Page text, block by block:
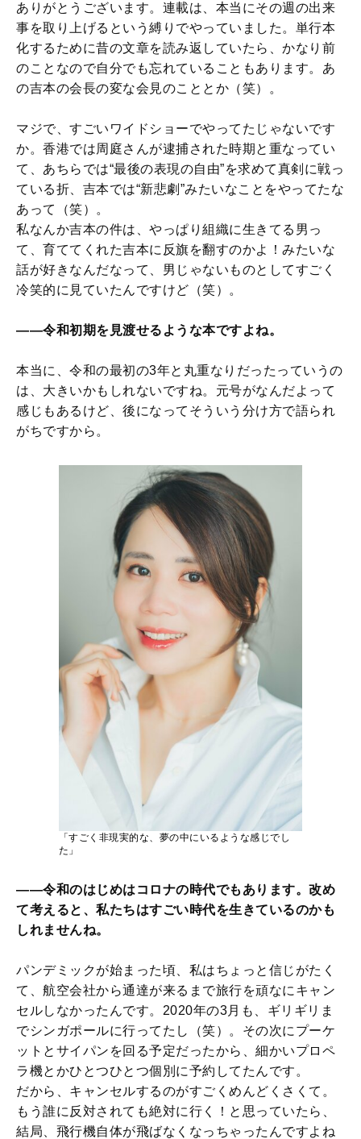
ありがとうございます。連載は、本当にその週の出来
事を取り上げるという縛りでやっていました。単行本
化するために昔の文章を読み返していたら、かなり前
のことなので自分でも忘れていることもあります。あ
の吉本の会長の変な会見のこととか（笑）。
マジで、すごいワイドショーでやってたじゃないです
か。香港では周庭さんが逮捕された時期と重なってい
て、あちらでは“最後の表現の自由”を求めて真剣に戦っ
ている折、吉本では“新悲劇”みたいなことをやってたな
あって（笑）。
私なんか吉本の件は、やっぱり組織に生きてる男っ
て、育ててくれた吉本に反旗を翻すのかよ！みたいな
話が好きなんだなって、男じゃないものとしてすごく
冷笑的に見ていたんですけど（笑）。
――令和初期を見渡せるような本ですよね。
本当に、令和の最初の3年と丸重なりだったっていうの
は、大きいかもしれないですね。元号がなんだよって
感じもあるけど、後になってそういう分け方で語られ
がちですから。
「すごく非現実的な、夢の中にいるような感じでし
た」
――令和のはじめはコロナの時代でもあります。改め
て考えると、私たちはすごい時代を生きているのかも
しれませんね。
パンデミックが始まった頃、私はちょっと信じがたく
て、航空会社から通達が来るまで旅行を頑なにキャン
セルしなかったんです。2020年の3月も、ギリギリま
でシンガポールに行ってたし（笑）。その次にプーケ
ットとサイパンを回る予定だったから、細かいプロペ
ラ機とかひとつひとつ個別に予約してたんです。
だから、キャンセルするのがすごくめんどくさくて。
もう誰に反対されても絶対に行く！と思っていたら、
結局、飛行機自体が飛ばなくなっちゃったんですよね